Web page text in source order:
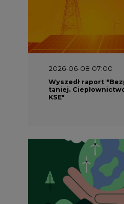
2026-06-08 07:00
Wyszedł raport
taniej.
KSE"